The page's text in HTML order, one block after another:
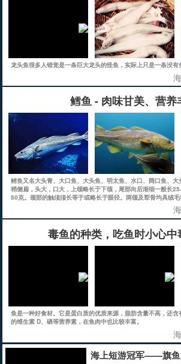
龙头鱼很多人错觉是一条巨大龙头的怪鱼，实际上只是一条没
鳕鱼 - 肉味甘美、营养
鳕鱼又名大头青、大口鱼、大头鱼、明太鱼、水口、阔口鱼、大
稍侧扁，头大，口大，上颌略长于下颌，尾部向后渐细一般长
50克。颈部的触须须长等于或略长于眼径。两颌及犁骨均具绒
落，侧线明显、背鳍3个，臀鳍2个，各鳍均无硬棘，完全由鳍条
毒鱼的种类，吃鱼时小心中
鱼是一种好食材。它是蛋白质的优质来源，脂肪含量不高，还
的维生素 D、硒等营养素，在鱼肉中也比较丰富。
海上短游冠军——旗鱼